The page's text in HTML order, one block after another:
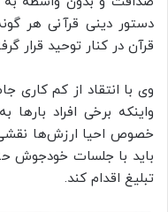
دستور دینی قرآنی هر
قرآن در کنار توحید قرار
وی با انتقاد از کم کاری
واینکه برخی افراد
خصوص احیا ارزش‌ها نقشی
باید با جلسات خودجوش
تبلیغ اقدام کند.